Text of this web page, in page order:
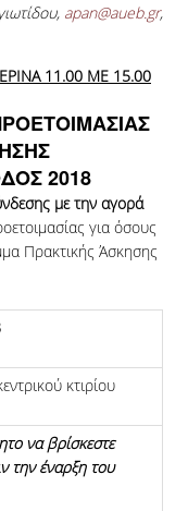
apan@aueb.gr,
11.00 ΜΕ 15.00
2018
με την αγορά
για όσους
Πρακτικής Άσκησης
κτιρίου
να βρίσκεστε
την έναρξη του